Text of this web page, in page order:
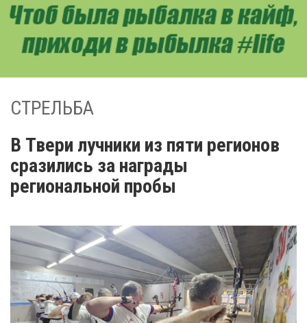
СТРЕЛЬБА
В Твери лучники из пяти регионов
сразились за награды
региональной пробы